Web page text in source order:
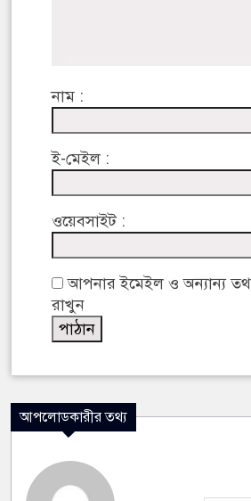
নাম :
ই-মেইল :
ওয়েবসাইট :
আপনার ইমেইল ও অন্যান্য
রাখুন
আপলোডকারীর তথ্য